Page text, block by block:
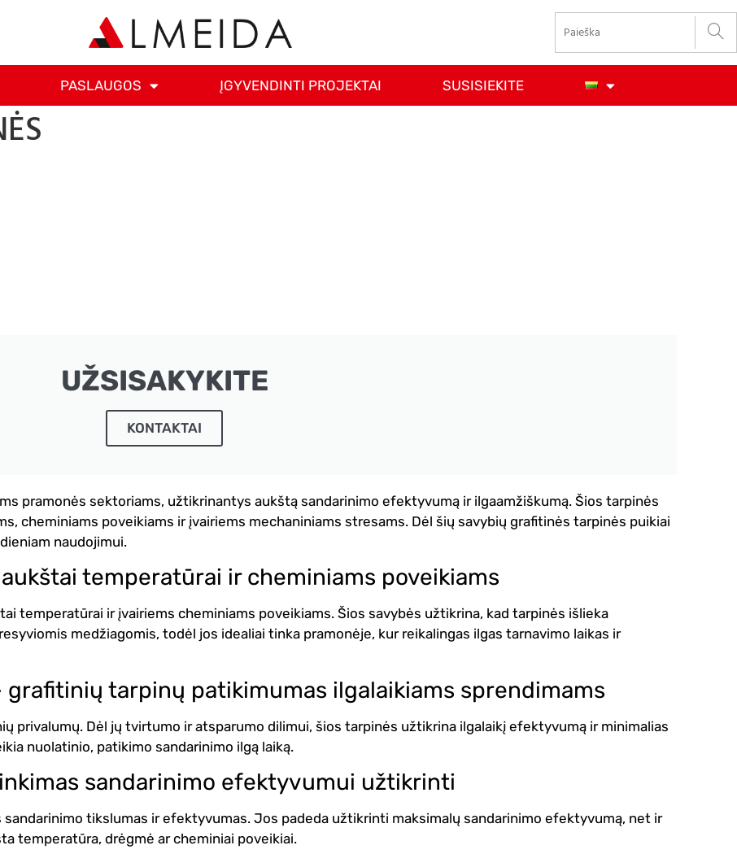
PASLAUGOS ĮGYVENDINTI PROJEKTAI SUSISIEKITE
UŽSISAKYKITE
KONTAKTAI
pramonės sektoriams, užtikrinantys aukštą sandarinimo efektyvumą ir ilgaamžiškumą. Šios tarpinės
cheminiams poveikiams ir įvairiems mechaniniams stresams. Dėl šių savybių grafitinės tarpinės puikiai
naudojimui.
temperatūrai ir cheminiams poveikiams
temperatūrai ir įvairiems cheminiams poveikiams. Šios savybės užtikrina, kad tarpinės išlieka
medžiagomis, todėl jos idealiai tinka pramonėje, kur reikalingas ilgas tarnavimo laikas ir
tarpinų patikimumas ilgalaikiams sprendimams
privalumų. Dėl jų tvirtumo ir atsparumo dilimui, šios tarpinės užtikrina ilgalaikį efektyvumą ir minimalias
nuolatinio, patikimo sandarinimo ilgą laiką.
sandarinimo efektyvumui užtikrinti
tikslumas ir efektyvumas. Jos padeda užtikrinti maksimalų sandarinimo efektyvumą, net ir
temperatūra, drėgmė ar cheminiai poveikiai.